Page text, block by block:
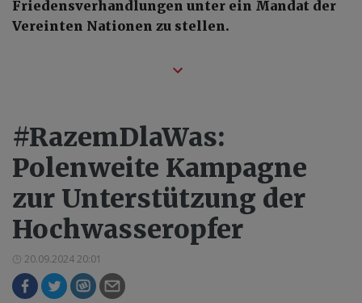
Friedensverhandlungen unter ein Mandat der
Vereinten Nationen zu stellen.
#RazemDlaWas:
Polenweite Kampagne
zur Unterstützung der
Hochwasseropfer
20.09.2024 20:01